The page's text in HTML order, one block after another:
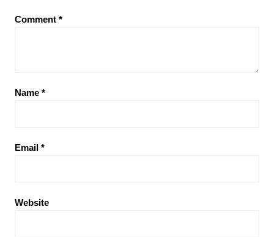
Comment *
Name *
Email *
Website